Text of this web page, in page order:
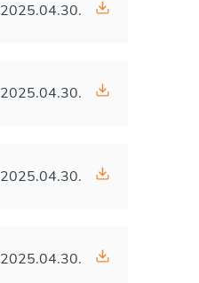
2025.04.30.
2025.04.30.
2025.04.30.
2025.04.30.